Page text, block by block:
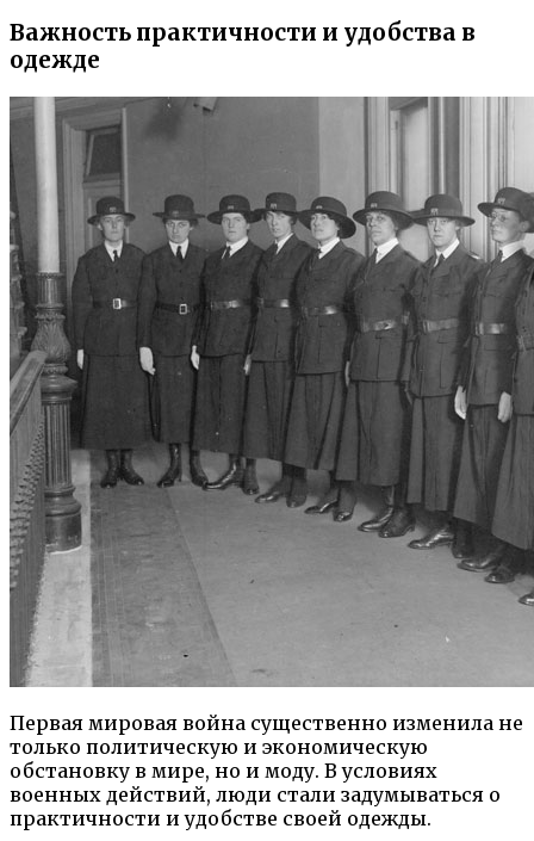
Важность практичности и удобства в
одежде
Первая мировая война существенно изменила не
только политическую и экономическую
обстановку в мире, но и моду. В условиях
военных действий, люди стали задумываться о
практичности и удобстве своей одежды.